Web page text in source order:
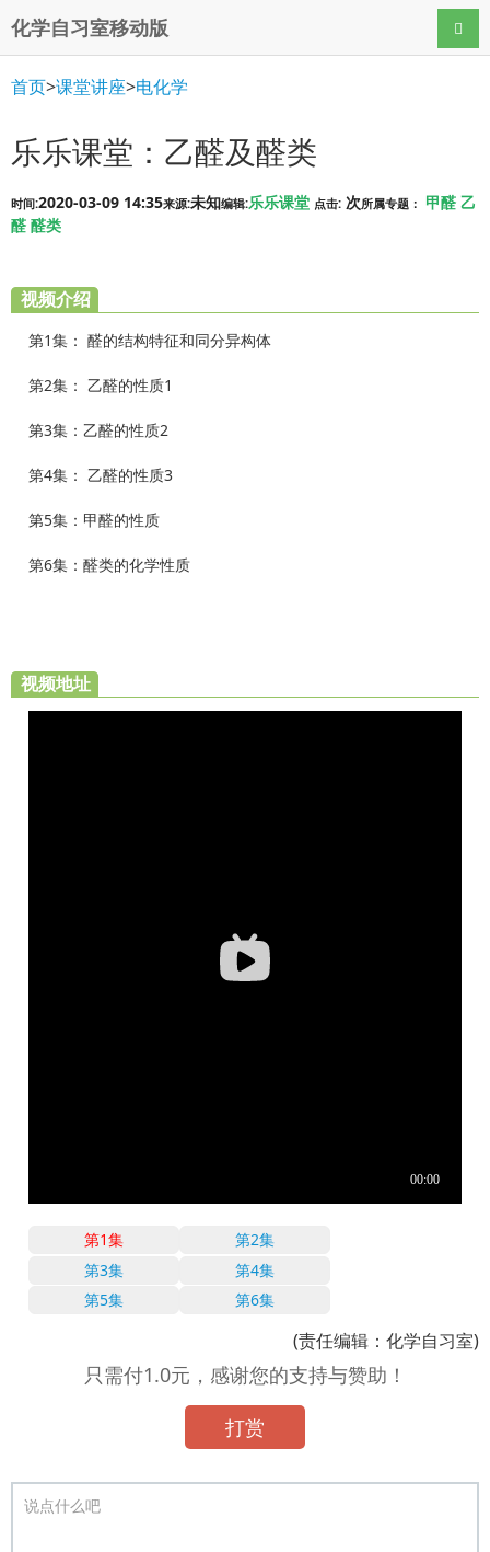
化学自习室移动版 导航
首页>课堂讲座>电化学
乐乐课堂：乙醛及醛类
时间:2020-03-09 14:35来源:未知编辑:乐乐课堂 点击: 次所属专题： 甲醛 乙
醛 醛类
视频介绍
第1集： 醛的结构特征和同分异构体
第2集： 乙醛的性质1
第3集：乙醛的性质2
第4集： 乙醛的性质3
第5集：甲醛的性质
第6集：醛类的化学性质
视频地址
第1集
第2集
第3集
第4集
第5集
第6集
(责任编辑：化学自习室)
只需付1.0元，感谢您的支持与赞助！
打赏
说点什么吧